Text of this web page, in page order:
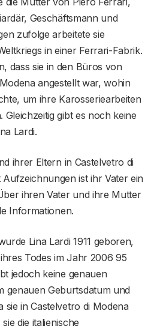
Geschäftsmann und
zufolge arbeitete sie
in einer Ferrari-Fabrik.
dass sie in den Büros von
angestellt war, wohin
um ihre Karosseriearbeiten
gibt es noch keine
Lardi.
ihrer Eltern in Castelvetro di
ist ihr Vater ein
ihren Vater und ihre Mutter
Informationen.
Lina Lardi 1911 geboren,
Todes im Jahr 2006 95
jedoch keine genauen
genauen Geburtsdatum und
sie in Castelvetro di Modena
die italienische